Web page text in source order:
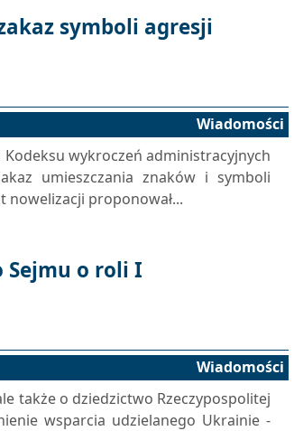
symboli agresji
Wiadomości
wykroczeń administracyjnych
umieszczania znaków i symboli
proponował...
Sejmu o roli I
Wiadomości
także o dziedzictwo Rzeczypospolitej
wsparcia udzielanego Ukrainie -